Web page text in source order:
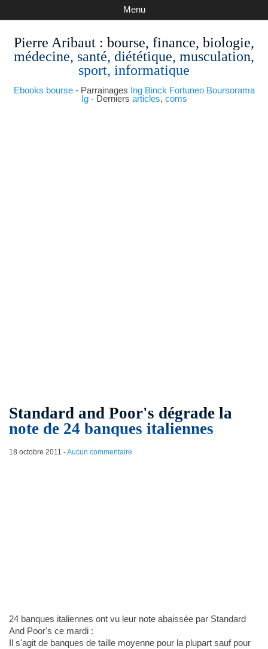
Pierre Aribaut : bourse, finance, biologie,
médecine, santé, diététique, musculation,
sport, informatique
Ebooks bourse- Parrainages Ing Binck Fortuneo Boursorama
Ig- Derniers articles, coms
Menu
Standard and Poor's dégrade la
note de 24 banques italiennes
18 octobre 2011 -Aucun commentaire
24 banques italiennes ont vu leur note abaissée par Standard
And Poor's ce mardi :
Il s'agit de banques de taille moyenne pour la plupart sauf pour